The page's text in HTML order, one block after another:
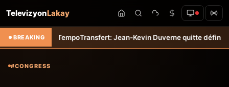
TelevizyonLakay
BREAKINGHaiti-TempoTransfert: Jean-Kevin Duverne quitte
#CONGRESS